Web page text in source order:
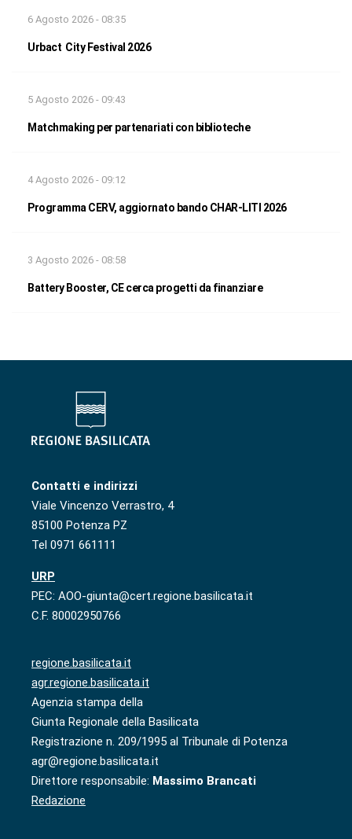
6 Agosto 2026 - 08:35
Urbact City Festival 2026
5 Agosto 2026 - 09:43
Matchmaking per partenariati con biblioteche
4 Agosto 2026 - 09:12
Programma CERV, aggiornato bando CHAR-LITI 2026
3 Agosto 2026 - 08:58
Battery Booster, CE cerca progetti da finanziare
Contatti e indirizzi
Viale Vincenzo Verrastro, 4
85100 Potenza PZ
Tel 0971 661111
URP
PEC: AOO-giunta@cert.regione.basilicata.it
C.F. 80002950766
regione.basilicata.it
agr.regione.basilicata.it
Agenzia stampa della
Giunta Regionale della Basilicata
Registrazione n. 209/1995 al Tribunale di Potenza
agr@regione.basilicata.it
Direttore responsabile: Massimo Brancati
Redazione